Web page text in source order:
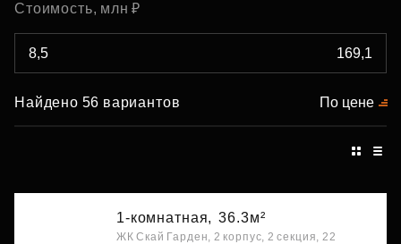
Стоимость, млн ₽
Найдено 56 вариантов По цене
1-комнатная, 36.3м²
ЖК Скай Гарден, 2 корпус, 2 секция, 22